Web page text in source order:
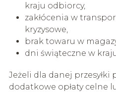
kraju odbiorcy,
zakłócenia w
kryzysowe,
brak towaru w
dni świąteczne w
Jeżeli dla danej przesyłki
dodatkowe opłaty celne